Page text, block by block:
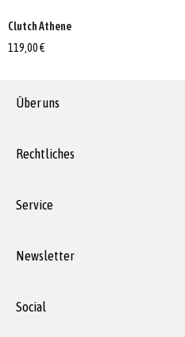
Clutch Athene
119,00 €
Über uns
Rechtliches
Service
Newsletter
Social